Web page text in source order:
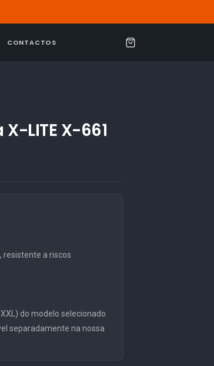
CONTACTOS
C
LITE X-661
resistente a riscos
do modelo selecionado
separadamente na nossa